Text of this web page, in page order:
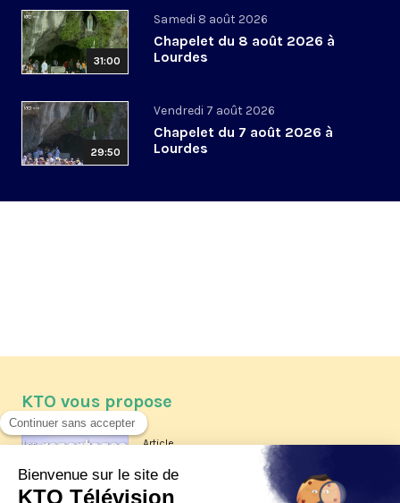
31:00
Samedi 8 août 2026
Chapelet du 8 août 2026 à
Lourdes
29:50
Vendredi 7 août 2026
Chapelet du 7 août 2026 à
Lourdes
KTO vous propose
Article
Les reportages d'été 2026 de KTO